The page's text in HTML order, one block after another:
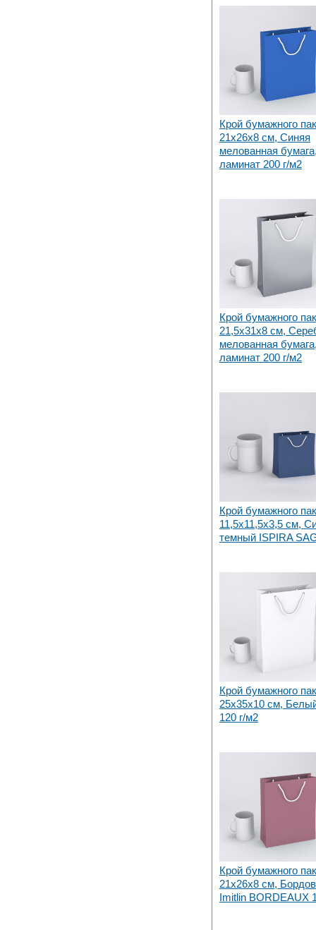
Крой бумажного
21х26x8 см, Синяя
мелованная
ламинат 200 г/м2
Крой бумажного
21,5х31x8 см,
мелованная
ламинат 200 г/м2
Крой бумажного
11,5х11,5x3,5 см,
темный ISPIRA
Крой бумажного
25х35x10 см,
120 г/м2
Крой бумажного
21х26x8 см,
Imitlin BORDEAUX